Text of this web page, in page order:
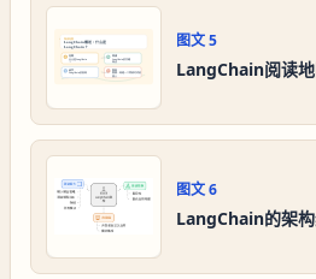
图文5
LangChain阅读
图文6
LangChain的架